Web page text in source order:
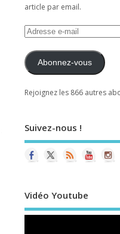
article par email.
Abonnez-vous
Rejoignez les 866 autres
Suivez-nous !
Vidéo Youtube